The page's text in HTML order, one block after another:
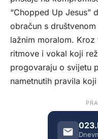
“Chopped Up Jesus”
obračun s
lažnim moralom.
ritmove i vokal koji
progovaraju o svijetu
nametnutih pravila